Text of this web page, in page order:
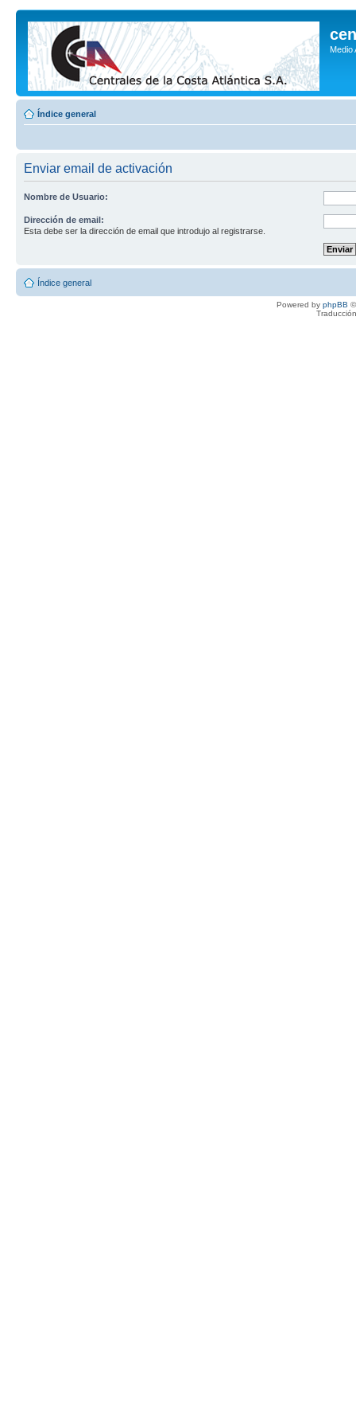
Medio
Índice general
Enviar email de activación
Nombre de Usuario:
Dirección de email:
Esta debe ser la dirección de email que introdujo al registrarse.
Índice general
Powered by phpBB